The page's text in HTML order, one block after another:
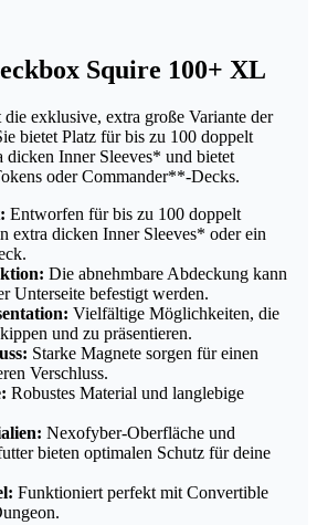
Squire 100+ XL
die exklusive, extra große Variante der
bietet Platz für bis zu 100 doppelt
dicken Inner Sleeves* und bietet
oder Commander**-Decks.
Entworfen für bis zu 100 doppelt
extra dicken Inner Sleeves* oder ein
Die abnehmbare Abdeckung kann
Unterseite befestigt werden.
Vielfältige Möglichkeiten, die
und zu präsentieren.
Starke Magnete sorgen für einen
Verschluss.
Robustes Material und langlebige
Nexofyber-Oberfläche und
bieten optimalen Schutz für deine
Funktioniert perfekt mit Convertible